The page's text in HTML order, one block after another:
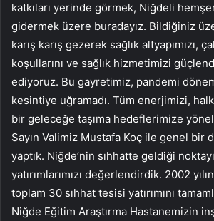
katkıları yerinde görmek, Niğdeli
gidermek üzere buradayız. Bildiğiniz
karış karış gezerek sağlık altyapımızı,
koşullarını ve sağlık hizmetimizi
ediyoruz. Bu gayretimiz, pandemi
kesintiye uğramadı. Tüm enerjimizi,
bir geleceğe taşıma hedeflerimize
Sayın Valimiz Mustafa Koç ile genel bir
yaptık. Niğde’nin sıhhatte geldiği
yatırımlarımızı değerlendirdik. 2002
toplam 30 sıhhat tesisi yatırımını
Niğde Eğitim Araştırma Hastanemizin